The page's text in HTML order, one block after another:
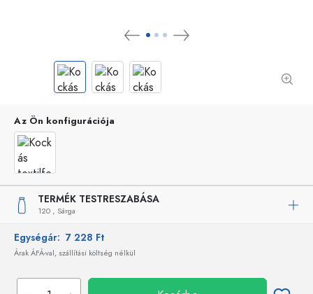
Az Ön konfigurációja
TERMÉK TESTRESZABÁSA
120 , Sárga
Egységár: 7 228 Ft
Árak ÁFÁ-val, szállítási költség nélkül